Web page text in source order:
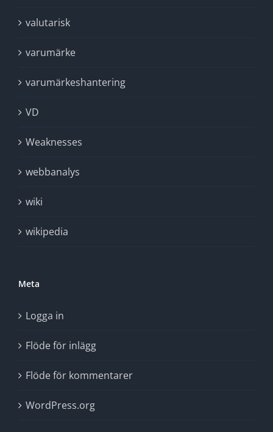
valutarisk
varumärke
varumärkeshantering
VD
Weaknesses
webbanalys
wiki
wikipedia
Meta
Logga in
Flöde för inlägg
Flöde för kommentarer
WordPress.org